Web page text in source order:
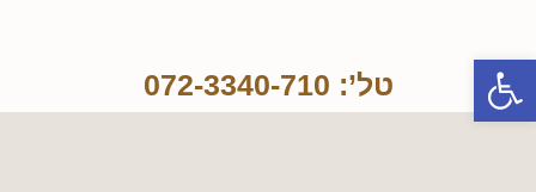
טל’: 072-3340-710 פתח סרגל נגישות